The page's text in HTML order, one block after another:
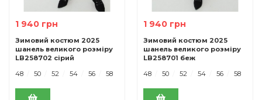
1 940 грн
Зимовий костюм 2025
шанель великого розміру
LB258702 сірий
48
50 52 54 56 58
1 940 грн
Зимовий костюм 2025
шанель великого розміру
LB258701 беж
48
50 52 54 56 58